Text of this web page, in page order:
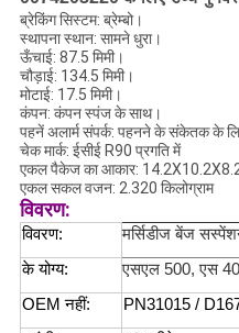
ब्रेकिंग सिस्टम: ब्रेम्बो।
स्थापना स्थान: सामने धुरा।
ऊँचाई: 87.5 मिमी।
चौड़ाई: 134.5 मिमी।
मोटाई: 17.5 मिमी।
कंपन: कंपन स्पंज के साथ।
पहनें अलार्म संपर्क: पहनने के संकेतक के
चेक मार्क: ईसीई R90 प्रगति में
एकल पैकेज का आकार:
एकल सकल वजन: 2.320 किलोग्राम
विवरण:
विवरण:
मर्सिडीज बेंज
के योग्य:
एसएल 500, एस
OEM नहीं:
PN31015 /